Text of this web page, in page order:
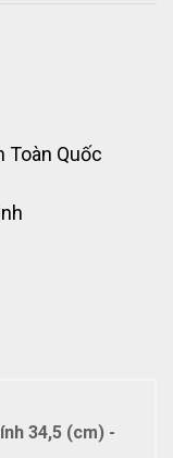
Toàn Quốc
34,5 (cm) -